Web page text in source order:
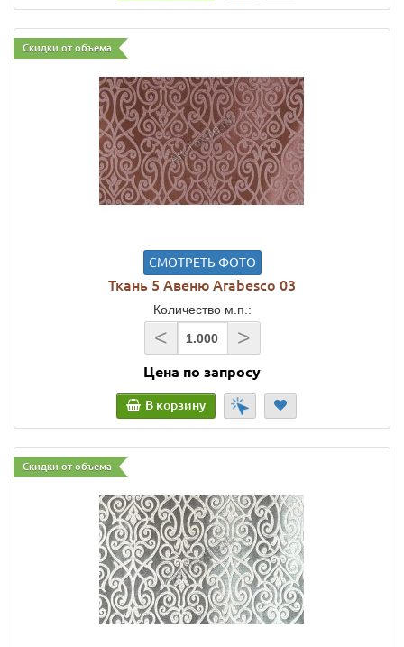
Скидки от объема
СМОТРЕТЬ ФОТО
Ткань 5 Авеню Arabesco 03
Количество м.п.:
< >
Цена по запросу
В корзину
Скидки от объема